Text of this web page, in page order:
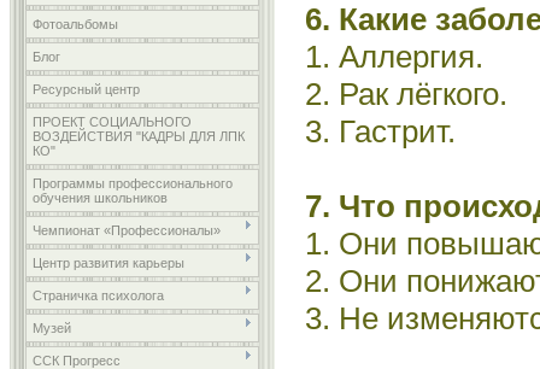
Фотоальбомы
Блог
Ресурсный центр
ПРОЕКТ СОЦИАЛЬНОГО
ВОЗДЕЙСТВИЯ "КАДРЫ ДЛЯ ЛПК
КО"
Программы профессионального
обучения школьников
Чемпионат «Профессионалы»
Центр развития карьеры
Страничка психолога
Музей
ССК Прогресс
6. Какие
1. Аллергия.
2. Рак лёгкого.
3. Гастрит.
7. Что
1. Они
2. Они
3. Не